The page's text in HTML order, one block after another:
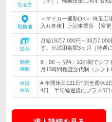
なる方
勤務地
＜マイカー通勤OK＞ 埼玉工
入れ直後】上記事業所 【変更
給与
月給19万7,000円～33万
す。※試用期間3ヶ月（待遇に
勤務
時間
8：00 ～ 翌4：10の間でシ
月13時間程度交代制（シフト
休日
休暇
# 年間休日121日* 完全週休2
4日 半年経過後にプラス6日